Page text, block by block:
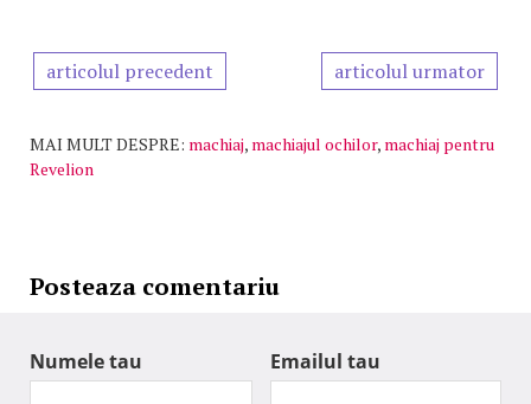
articolul precedent articolul urmator
MAI MULT DESPRE: machiaj, machiajul ochilor, machiaj pentru
Revelion
Posteaza comentariu
Numele tau Emailul tau